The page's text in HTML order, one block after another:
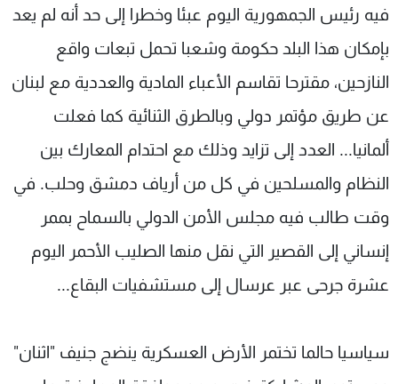
فيه رئيس الجمهورية اليوم عبئا وخطرا إلى حد أنه لم يعد
بإمكان هذا البلد حكومة وشعبا تحمل تبعات واقع
النازحين، مقترحا تقاسم الأعباء المادية والعددية مع لبنان
عن طريق مؤتمر دولي وبالطرق الثنائية كما فعلت
ألمانيا... العدد إلى تزايد وذلك مع احتدام المعارك بين
النظام والمسلحين في كل من أرياف دمشق وحلب. في
وقت طالب فيه مجلس الأمن الدولي بالسماح بممر
إنساني إلى القصير التي نقل منها الصليب الأحمر اليوم
عشرة جرحى عبر عرسال إلى مستشفيات البقاع...
سياسيا حالما تختمر الأرض العسكرية ينضج جنيف "اثنان"